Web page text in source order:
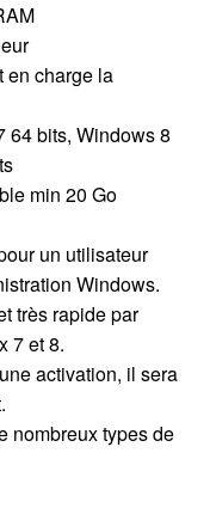
en charge la
64 bits, Windows 8
min 20 Go
un utilisateur
Windows.
très rapide par
7 et 8.
activation, il sera
nombreux types de